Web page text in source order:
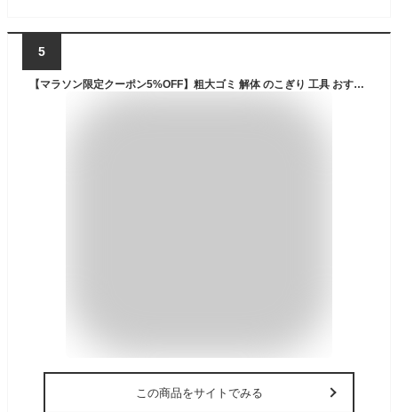
5
【マラソン限定クーポン5%OFF】粗大ゴミ 解体 のこぎり 工具 おすすめ 廃棄物 万能のこぎり DIY 万能 カーペット 粗大ゴミ のこぎり ダンボール 鉄 ステンレス プラスチック 特殊焼入鋼 使いやすい 握りやすい 日本製 【328360】
この商品をサイトでみる